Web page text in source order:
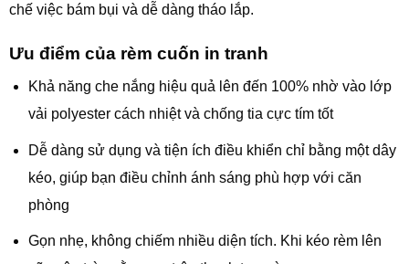
chế việc bám bụi và dễ dàng tháo lắp.
Ưu điểm của rèm cuốn in tranh
Khả năng che nắng hiệu quả lên đến 100% nhờ vào lớp
vải polyester cách nhiệt và chống tia cực tím tốt
Dễ dàng sử dụng và tiện ích điều khiển chỉ bằng một dây
kéo, giúp bạn điều chỉnh ánh sáng phù hợp với căn
phòng
Gọn nhẹ, không chiếm nhiều diện tích. Khi kéo rèm lên